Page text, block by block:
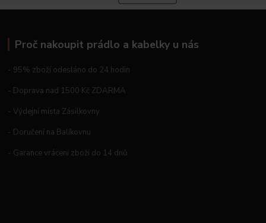
Proč nakoupit prádlo a kabelky u nás
- 95% zboží odesláno do 24 hodin
- Doprava nad 1500 Kč ZDARMA
- Výdejní místa Zásilkovny
- Doručení na Balíkovnu
- Garance vrácení zboží do 14 dnů